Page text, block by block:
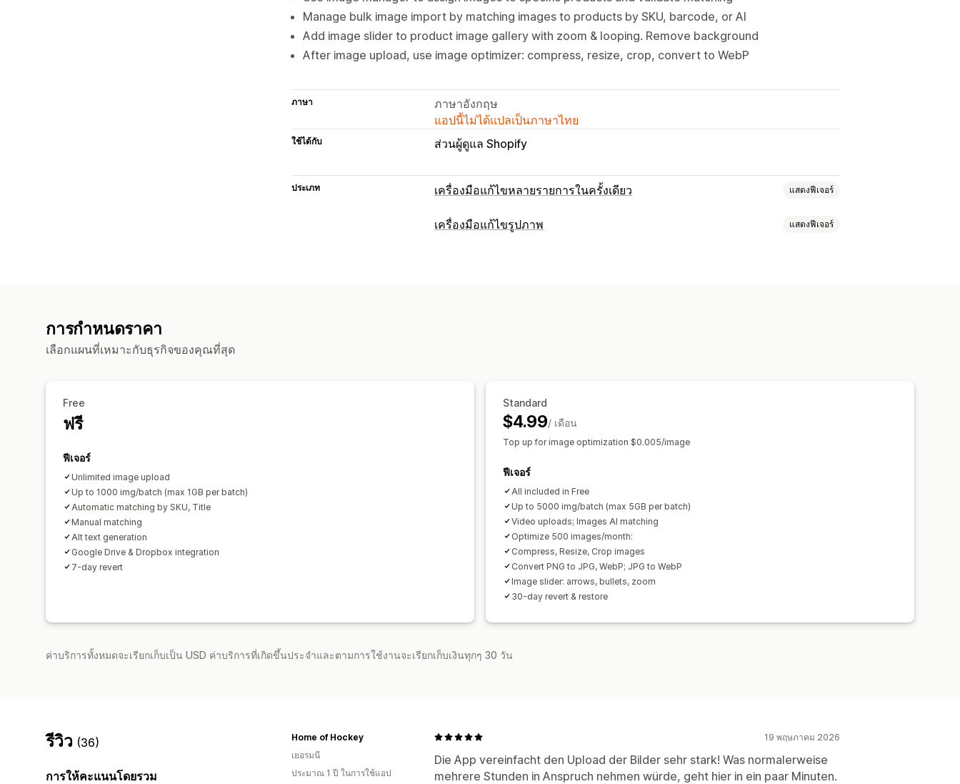
Manage bulk image import by matching images to products by SKU, barcode, or AI
Add image slider to product image gallery with zoom & looping. Remove background
After image upload, use image optimizer: compress, resize, crop, convert to WebP
ภาษา
ภาษาอังกฤษ
แอปนี้ไม่ได้แปลเป็นภาษาไทย
ใช้ได้กับ ส่วนผู้ดูแล Shopify
ประเภท เครื่องมือแก้ไขหลายรายการในครั้งเดียว แสดงฟีเจอร์
แหล่งข้อมูลที่แก้ไขได้
เครื่องมือแก้ไขรูปภาพ แสดงฟีเจอร์
การกำหนดราคา
เลือกแผนที่เหมาะกับธุรกิจของคุณที่สุด
Free
ฟรี
ฟีเจอร์
Unlimited image upload
Up to 1000 img/batch (max 1GB per batch)
Automatic matching by SKU, Title
Manual matching
Alt text generation
Google Drive & Dropbox integration
7-day revert
Standard
$4.99/ เดือน
Top up for image optimization $0.005/image
ฟีเจอร์
All included in Free
Up to 5000 img/batch (max 5GB per batch)
Video uploads; Images AI matching
Optimize 500 images/month:
Compress, Resize, Crop images
Convert PNG to JPG, WebP; JPG to WebP
Image slider: arrows, bullets, zoom
30-day revert & restore
ค่าบริการทั้งหมดจะเรียกเก็บเป็น USD ค่าบริการที่เกิดขึ้นประจำและตามการใช้งานจะเรียกเก็บเงินทุกๆ 30 วัน
รีวิว (36)
การให้คะแนนโดยรวม
19 พฤษภาคม 2026
Die App vereinfacht den Upload der Bilder sehr stark! Was normalerweise
mehrere Stunden in Anspruch nehmen würde, geht hier in ein paar Minuten.
Home of Hockey
เยอรมนี
ประมาณ 1 ปี ในการใช้แอป